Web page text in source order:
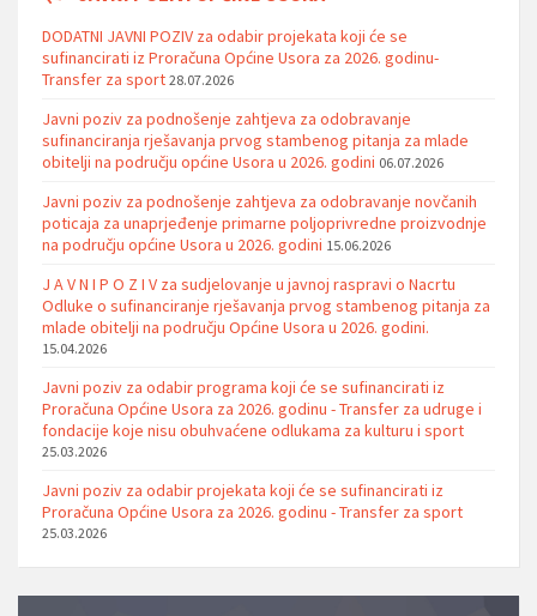
DODATNI JAVNI POZIV za odabir projekata koji će se
sufinancirati iz Proračuna Općine Usora za 2026. godinu-
Transfer za sport 28.07.2026
Javni poziv za podnošenje zahtjeva za odobravanje
sufinanciranja rješavanja prvog stambenog pitanja za mlade
obitelji na području općine Usora u 2026. godini 06.07.2026
Javni poziv za podnošenje zahtjeva za odobravanje novčanih
poticaja za unaprjeđenje primarne poljoprivredne proizvodnje
na području općine Usora u 2026. godini 15.06.2026
J A V N I P O Z I V za sudjelovanje u javnoj raspravi o Nacrtu
Odluke o sufinanciranje rješavanja prvog stambenog pitanja za
mlade obitelji na području Općine Usora u 2026. godini.
15.04.2026
Javni poziv za odabir programa koji će se sufinancirati iz
Proračuna Općine Usora za 2026. godinu - Transfer za udruge i
fondacije koje nisu obuhvaćene odlukama za kulturu i sport
25.03.2026
Javni poziv za odabir projekata koji će se sufinancirati iz
Proračuna Općine Usora za 2026. godinu - Transfer za sport
25.03.2026